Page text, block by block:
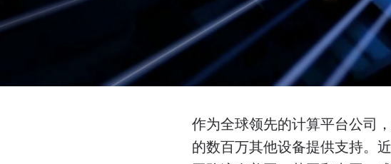
作为全球领先的计算平台公司
的数百万其他设备提供支持。